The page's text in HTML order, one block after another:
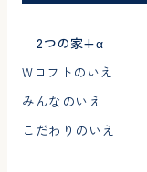
2つの家+α
Wロフトのいえ
みんなのいえ
こだわりのいえ